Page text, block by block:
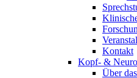
Kontakt
Kopf- &
Über